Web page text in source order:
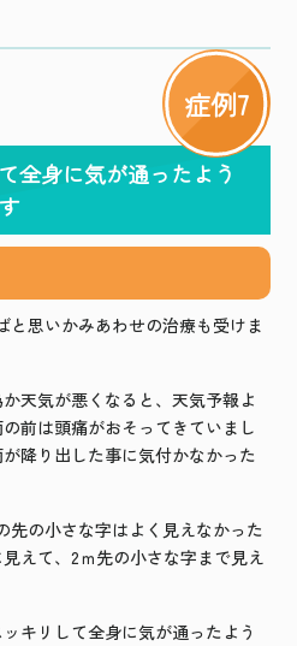
症例7
全身に気が通ったよう
と思いかみあわせの治療も受けま
天気が悪くなると、天気予報よ
前は頭痛がおそってきていまし
降り出した事に気付かなかった
先の小さな字はよく見えなかった
えて、2ｍ先の小さな字まで見え
キリして全身に気が通ったよう